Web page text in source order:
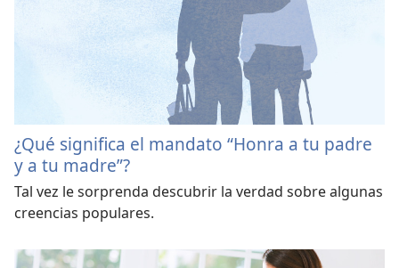
¿Qué significa el mandato “Honra a tu padre
y a tu madre”?
Tal vez le sorprenda descubrir la verdad sobre algunas
creencias populares.